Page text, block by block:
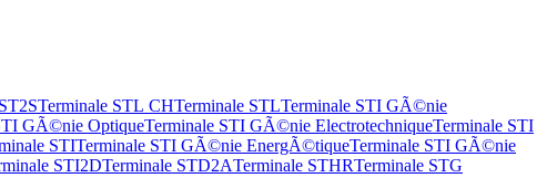
Terminale STL CHTerminale STLTerminale STI GÃ©nie
GÃ©nie OptiqueTerminale STI GÃ©nie ElectrotechniqueTerminale STI
STITerminale STI GÃ©nie EnergÃ©tiqueTerminale STI GÃ©nie
STI2DTerminale STD2ATerminale STHRTerminale STG